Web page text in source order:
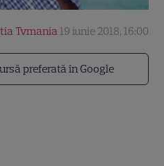
preferată în Google
Tvmania 19 iunie 2018, 16:00